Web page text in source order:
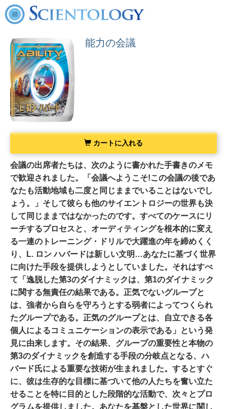
能力の会議
カートに入れる
会議の出席者たちは、次のように書かれた手書きのメモ
で歓迎されました。「会議へようこそ!この会議の後であ
なたも活動地域も二度と同じままでいることはないでし
ょう。」そして彼らも他のサイエントロジーの世界も決
して同じままではなかったのです。 すべてのケースにリ
ーチするプロセスと、オーディティングを根本的に変え
る一連のトレーニング・
ドリルで大躍進の年を締めくく
り、L. ロン ハバードは新しい文明…あなたに基づく世界
に向けた手段を提供しようとしていました。 それはすべ
て「逸脱した第3のダイナミックは、第1のダイナミック
に関する無責任の結果である。 正気でないグループと
は、強者から自らを守ろうとする弱者によってつくられ
たグループである。 正気のグループとは、自立できる各
個人によるコミュニケーションの表示である」という発
見に由来します。 その結果、グループの重要性と本物の
第3のダイナミックを創造する手段の分岐点となる、ハ
バード氏による重要な技術が生まれました。するとすぐ
に、彼は生存的な 目標に基づいて他の人たちを奮い立た
せることを特に目的とした段階的な活動で、次々とプロ
グラムを提供しました。 あなたを基盤とした世界に関し